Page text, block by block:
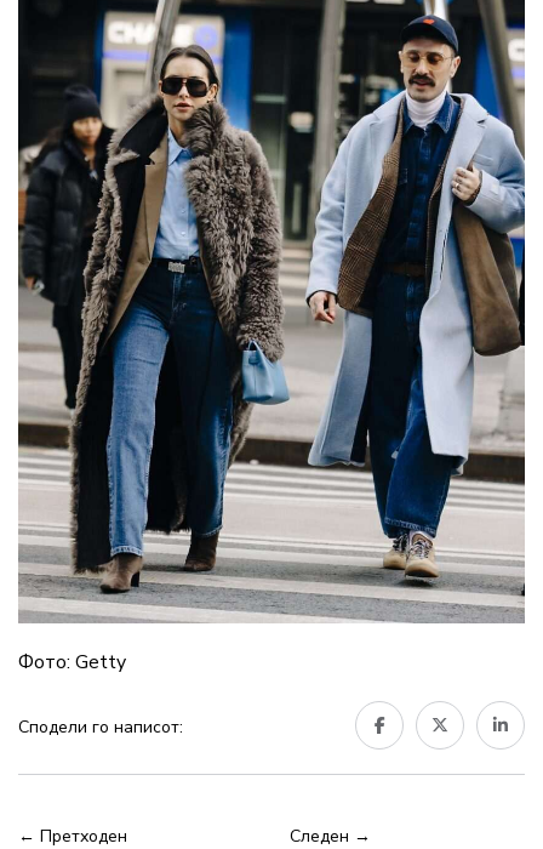
Фото: Getty
Сподели го написот:
← Претходен Следен →